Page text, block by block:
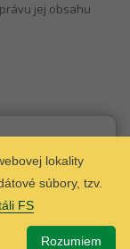
lokality
súbory, tzv.
FS
Rozumiem
jej obsahu